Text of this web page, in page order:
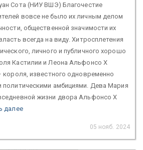
Сота (НИУ ВШЭ) Благочестие
вовсе не было их личным делом
общественной значимости их
всегда на виду. Хитросплетения
личного и публичного хорошо
Кастилии и Леона Альфонсо Х
короля, известного одновременно
политическими амбициями. Дева Мария
жизни двора Альфонсо Х
далее
05 нояб. 2024